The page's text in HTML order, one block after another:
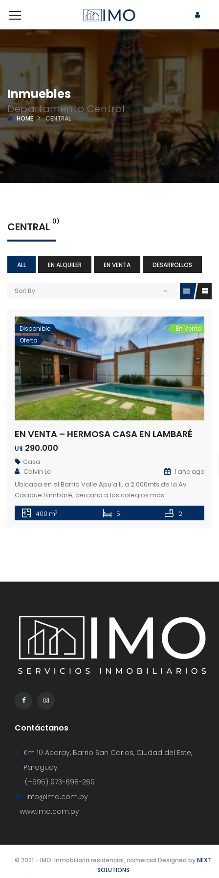
Inmuebles
Departamento Central
HOME CENTRAL
CENTRAL (1)
ALL EN ALQUILER EN VENTA DESARROLLOS
Sort By
Disponible
Oferta
En Venta
EN VENTA – HERMOSA CASA EN LAMBARÉ
U$ 290.000
Casa
Calvin Lei
1 año ago
Ubicada en el Barrio Valle Apu’a II, a 2.000mts de la Av.
Cacique Lambaré, cercano a los colegios más
importantes de la ciudad, sanatorios y centros
comerciales. Características: Planta Baja: Sala principal y
400 m2 5 2
Contáctanos
Km 10 Acaray, Barrio San Carlos, Ciudad del Este,
Paraguay
(+595) 973-698-269
info@imo.com.py
www.imo.com.py
© 2021 - IMO: Inmobiliaria residencial, comercial Designed byNEXT
SOLUTIONS